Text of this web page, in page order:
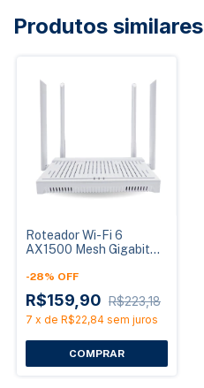
Produtos similares
Roteador Wi-Fi 6
AX1500 Mesh Gigabit
Performance e
Cobertura Total
-28% OFF
R$159,90 R$223,18
7 x de R$22,84 sem juros